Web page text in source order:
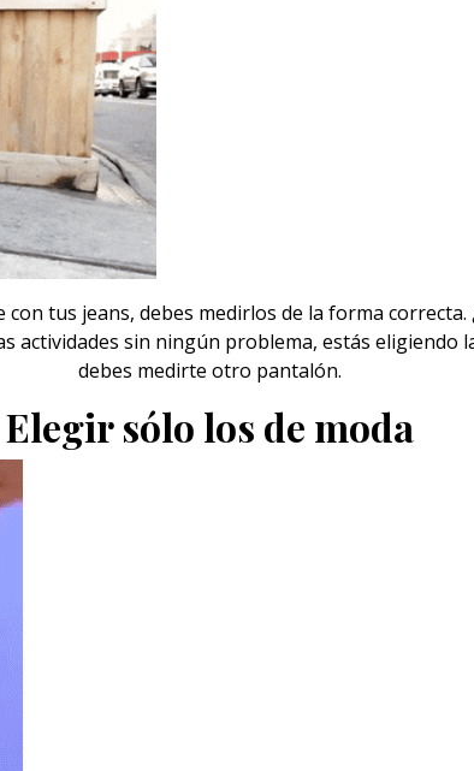
tus jeans, debes medirlos de la forma correcta.
actividades sin ningún problema, estás eligiendo
debes medirte otro pantalón.
Elegir sólo los de moda